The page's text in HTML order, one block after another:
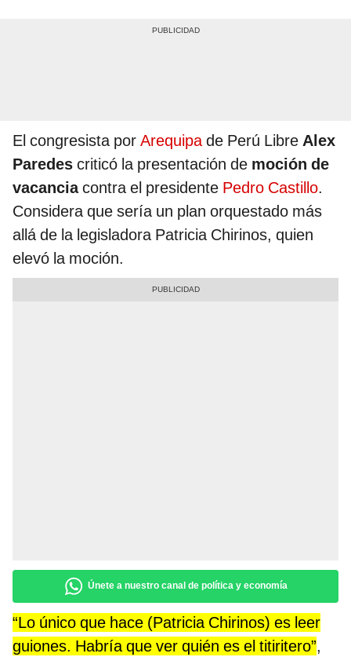
El congresista por Arequipade Perú Libre Alex
Paredes criticó la presentación de moción de
vacanciacontra el presidente Pedro Castillo.
Considera que sería un plan orquestado más
allá de la legisladora Patricia Chirinos, quien
elevó la moción.
Únete a nuestro canal de política y economía
“Lo único que hace (Patricia Chirinos) es leer
guiones. Habría que ver quién es el titiritero”,